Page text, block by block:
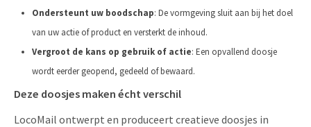
Ondersteunt uw boodschap: De vormgeving sluit aan bij het doel
van uw actie of product en versterkt de inhoud.
Vergroot de kans op gebruik of actie: Een opvallend doosje
wordt eerder geopend, gedeeld of bewaard.
Deze doosjes maken écht verschil
LocoMail ontwerpt en produceert creatieve doosjes in